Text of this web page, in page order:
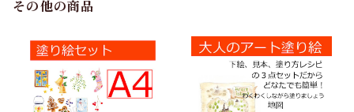
その他の商品